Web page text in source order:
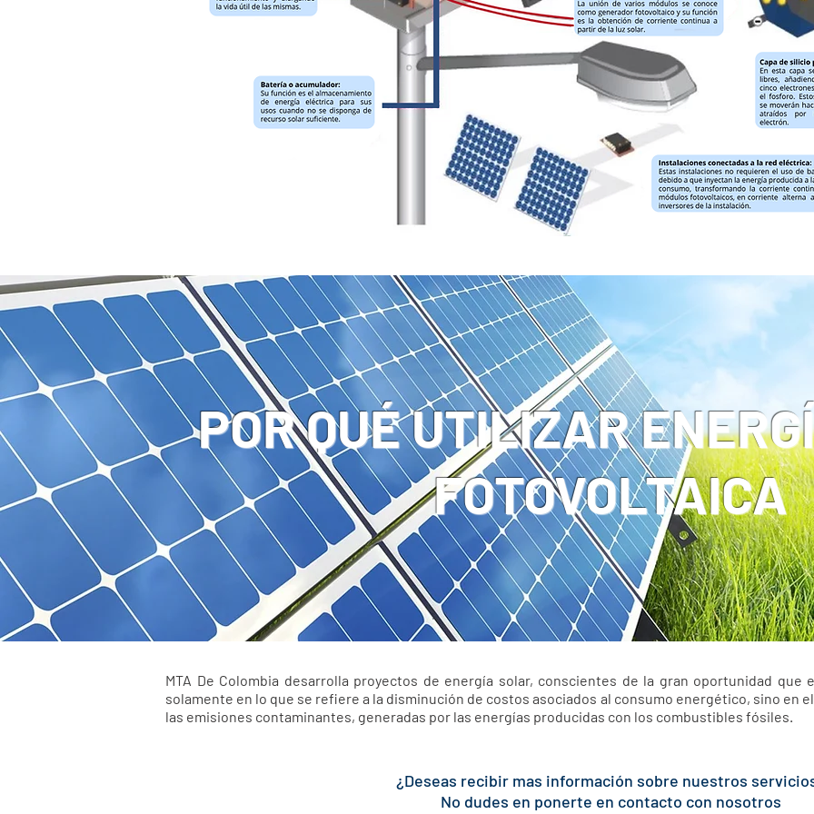
POR QUÉ UTILIZAR
FOTOVOLTAICA
MTA De Colombia desarrolla proyectos de energía solar, conscientes de la gran oportunidad
solamente en lo que se refiere a la disminución de costos asociados al consumo energético, sino en
las emisiones contaminantes, generadas por las energías producidas con los combustibles fósiles.
¿Deseas recibir mas información sobre nuestros
No dudes en ponerte en contacto con nosotros